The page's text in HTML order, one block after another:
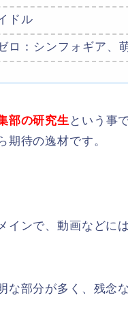
ドル
ロ：シンフォギア、
部の研究生 という事
期待の逸材です。
インで、動画などに
な部分が多く、残念